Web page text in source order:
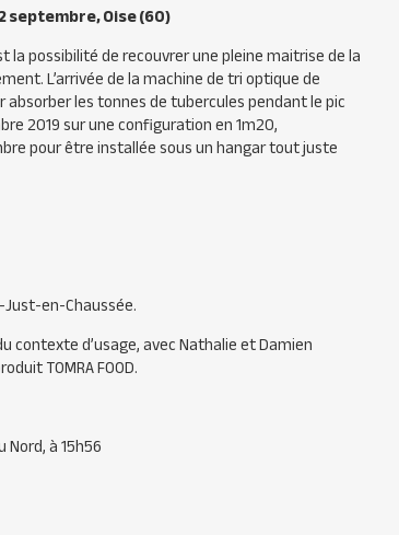
septembre, Oise (60)
la possibilité de recouvrer une pleine maitrise de la
L’arrivée de la machine de tri optique de
les tonnes de tubercules pendant le pic
2019 sur une configuration en 1m20,
pour être installée sous un hangar tout juste
en-Chaussée.
contexte d’usage, avec Nathalie et Damien
TOMRA FOOD.
à 15h56